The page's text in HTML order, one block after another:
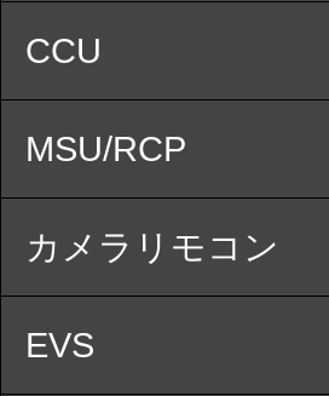
CCU
MSU/RCP
カメラリモコン
EVS